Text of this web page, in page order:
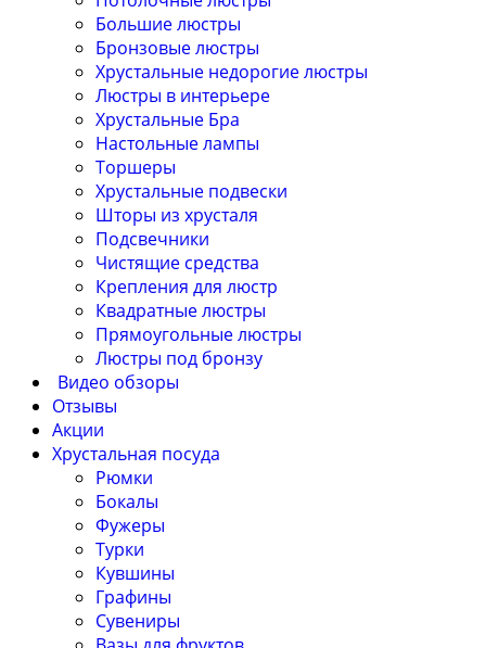
Большие люстры
Бронзовые люстры
Хрустальные недорогие люстры
Люстры в интерьере
Хрустальные Бра
Настольные лампы
Торшеры
Хрустальные подвески
Шторы из хрусталя
Подсвечники
Чистящие средства
Крепления для люстр
Квадратные люстры
Прямоугольные люстры
Люстры под бронзу
Видео обзоры
Отзывы
Акции
Хрустальная посуда
Рюмки
Бокалы
Фужеры
Турки
Кувшины
Графины
Сувениры